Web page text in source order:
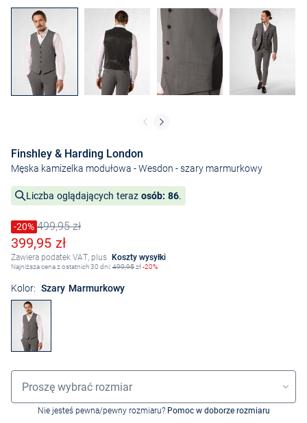
Finshley & Harding London
Męska kamizelka modułowa - Wesdon - szary marmurkowy
Liczba oglądających teraz osób: 86.
Cena obniżona o
-20%
Stara cena499,95 zł
Obniżona cena
399,95 zł
Zawiera podatek VAT, plus Koszty wysyłki
Najniższa cena z ostatnich 30 dni:499,95zł-20%
Kolor: Szary Marmurkowy
Wybór rozmiaru
Proszę wybrać rozmiar
Nie jesteś pewna/pewny rozmiaru? Pomoc w doborze rozmiaru